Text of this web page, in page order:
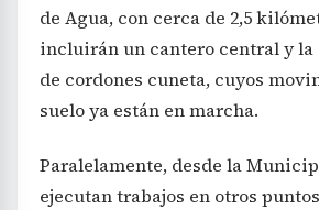
de Agua, con cerca de 2,5
incluirán un cantero central y
de cordones cuneta, cuyos
suelo ya están en marcha.
Paralelamente, desde la
ejecutan trabajos en otros